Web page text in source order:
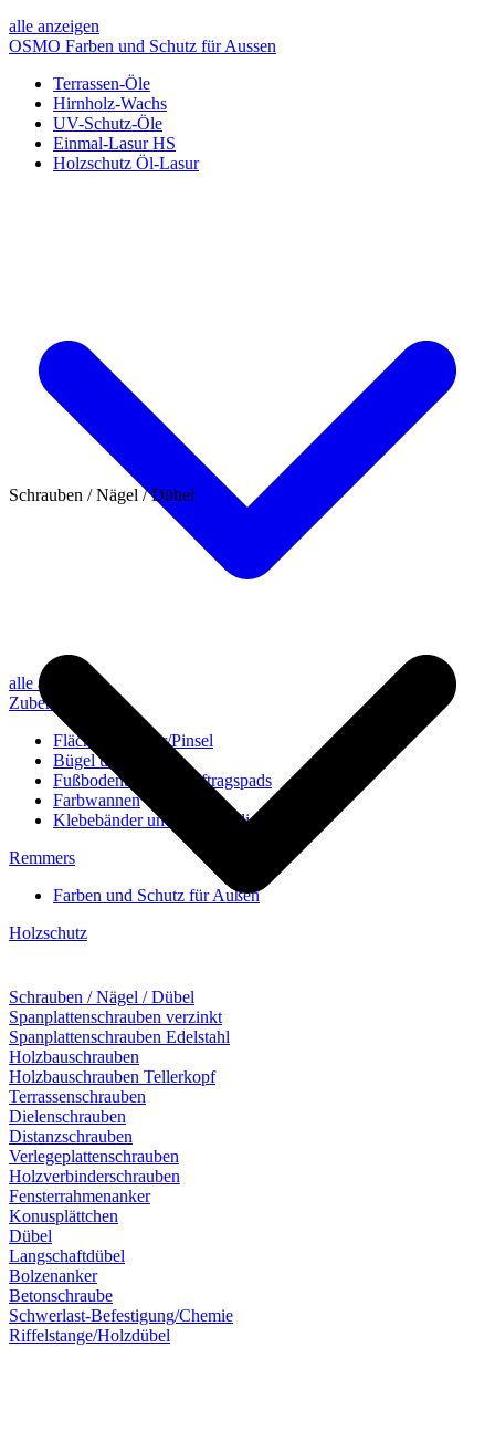
alle anzeigen
OSMO Farben und Schutz für Aussen
Terrassen-Öle
Hirnholz-Wachs
UV-Schutz-Öle
Einmal-Lasur HS
Holzschutz Öl-Lasur
alle anzeigen
Zubehör
Flächenstreicher/Pinsel
Bügel und Rollen
Fußbodenbürsten/Auftragspads
Farbwannen
Klebebänder und Abdeckvlies
Remmers
Farben und Schutz für Außen
Holzschutz
Schrauben / Nägel / Dübel
Schrauben / Nägel / Dübel
Spanplattenschrauben verzinkt
Spanplattenschrauben Edelstahl
Holzbauschrauben
Holzbauschrauben Tellerkopf
Terrassenschrauben
Dielenschrauben
Distanzschrauben
Verlegeplattenschrauben
Holzverbinderschrauben
Fensterrahmenanker
Konusplättchen
Dübel
Langschaftdübel
Bolzenanker
Betonschraube
Schwerlast-Befestigung/Chemie
Riffelstange/Holzdübel